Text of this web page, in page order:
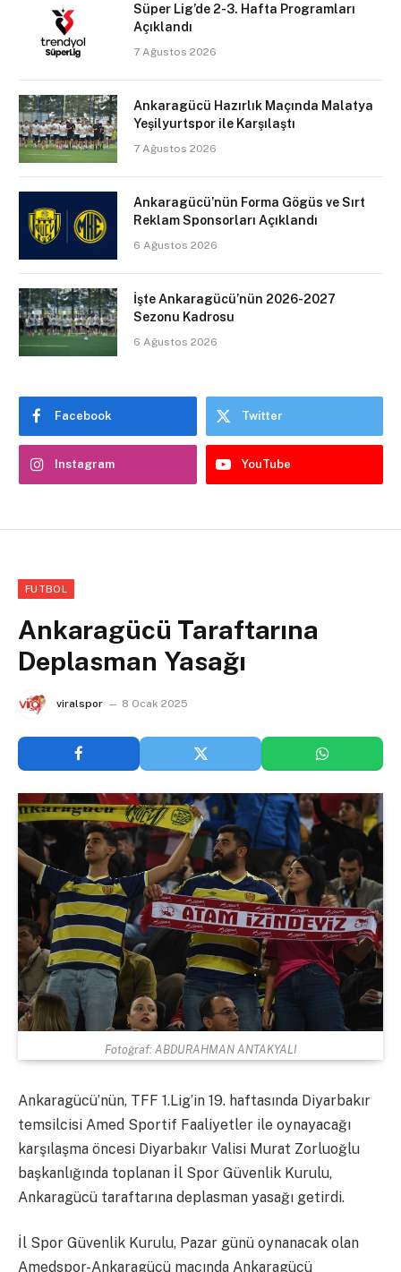
Süper Lig’de 2-3. Hafta Programları
Açıklandı
7 Ağustos 2026
Ankaragücü Hazırlık Maçında Malatya
Yeşilyurtspor ile Karşılaştı
7 Ağustos 2026
Ankaragücü’nün Forma Gögüs ve Sırt
Reklam Sponsorları Açıklandı
6 Ağustos 2026
İşte Ankaragücü’nün 2026-2027
Sezonu Kadrosu
6 Ağustos 2026
Facebook Twitter
Instagram YouTube
FUTBOL
Ankaragücü Taraftarına
Deplasman Yasağı
viralspor 8 Ocak 2025
Fotoğraf: ABDURAHMAN ANTAKYALI
Ankaragücü’nün, TFF 1.Lig’in 19. haftasında Diyarbakır
temsilcisi Amed Sportif Faaliyetler ile oynayacağı
karşılaşma öncesi Diyarbakır Valisi Murat Zorluoğlu
başkanlığında toplanan İl Spor Güvenlik Kurulu,
Ankaragücü taraftarına deplasman yasağı getirdi.
İl Spor Güvenlik Kurulu, Pazar günü oynanacak olan
Amedspor-Ankaragücü maçında Ankaragücü